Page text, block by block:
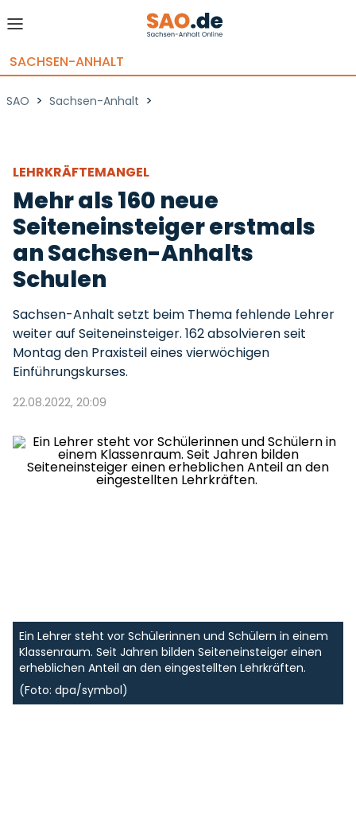
SACHSEN-ANHALT
SAO > Sachsen-Anhalt >
LEHRKRÄFTEMANGEL
Mehr als 160 neue
Seiteneinsteiger erstmals
an Sachsen-Anhalts
Schulen
Sachsen-Anhalt setzt beim Thema fehlende Lehrer
weiter auf Seiteneinsteiger. 162 absolvieren seit
Montag den Praxisteil eines vierwöchigen
Einführungskurses.
22.08.2022, 20:09
Ein Lehrer steht vor Schülerinnen und Schülern in einem
Klassenraum. Seit Jahren bilden Seiteneinsteiger einen
erheblichen Anteil an den eingestellten Lehrkräften.
(Foto: dpa/symbol)